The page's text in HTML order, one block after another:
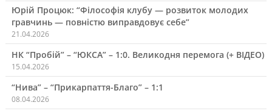
Юрій Процюк: “Філософія клубу — розвиток молодих
гравчинь — повністю виправдовує себе”
21.04.2026
НК “Пробій” – “ЮКСА” – 1:0. Великодня перемога (+ ВІДЕО)
15.04.2026
“Нива” – “Прикарпаття-Благо” – 1:1
08.04.2026